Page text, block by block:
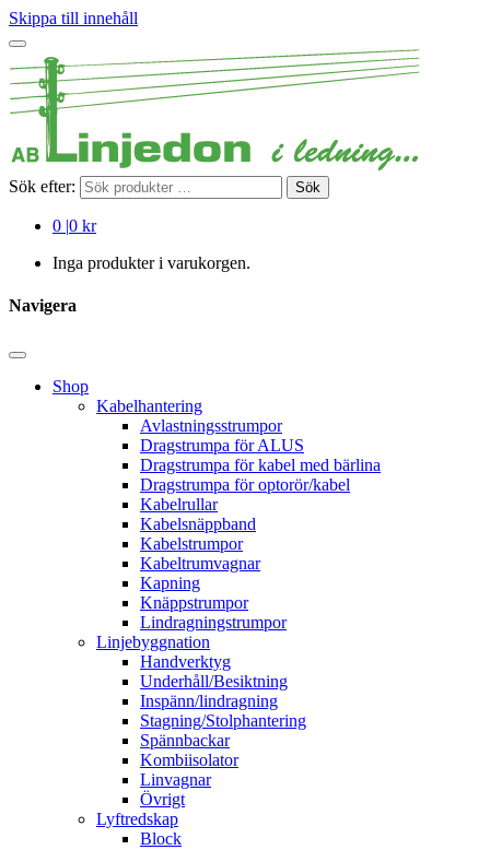
Skippa till innehåll
Sök efter: Sök
0 |0 kr
Inga produkter i varukorgen.
Navigera
Shop
Kabelhantering
Avlastningsstrumpor
Dragstrumpa för ALUS
Dragstrumpa för kabel med bärlina
Dragstrumpa för optorör/kabel
Kabelrullar
Kabelsnäppband
Kabelstrumpor
Kabeltrumvagnar
Kapning
Knäppstrumpor
Lindragningstrumpor
Linjebyggnation
Handverktyg
Underhåll/Besiktning
Inspänn/lindragning
Stagning/Stolphantering
Spännbackar
Kombiisolator
Linvagnar
Övrigt
Lyftredskap
Block